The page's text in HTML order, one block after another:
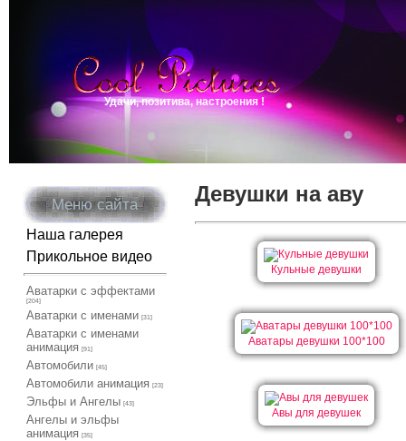
Удачи, позитива, настроения !
Меню сайта
Наша галерея
Прикольное видео
Аватарки с эффектами
[204]
Аватарки с именами [31]
Аватарки с именами
анимация
[91]
Автомобили [45]
Автомобили анимация [23]
Эльфы и Ангелы [43]
Ангелы и эльфы
анимация
[35]
Девушки на аву
Кульные девушки
Аватары девушки 100*100
Авы для девушек